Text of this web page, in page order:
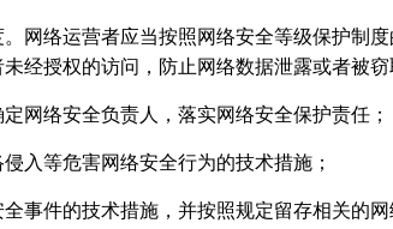
网络运营者应当按照网络安全等级保护制度
经授权的访问，防止网络数据泄露或者被窃
网络安全负责人，落实网络安全保护责任；
入等危害网络安全行为的技术措施；
事件的技术措施，并按照规定留存相关的